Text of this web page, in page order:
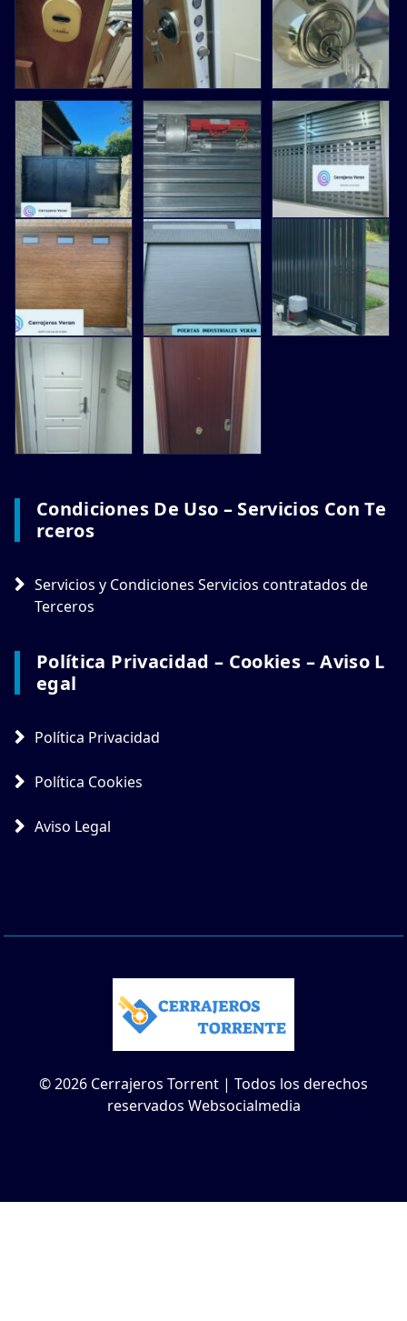
Condiciones De Uso – Servicios Con Te
Rceros
Servicios y Condiciones Servicios contratados de
Terceros
Política Privacidad – Cookies – Aviso L
Egal
Política Privacidad
Política Cookies
Aviso Legal
© 2026 Cerrajeros Torrent | Todos los derechos
reservados Websocialmedia